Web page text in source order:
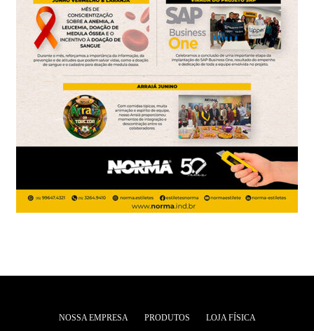
NOSSA EMPRESA PRODUTOS LOJA FÍSICA